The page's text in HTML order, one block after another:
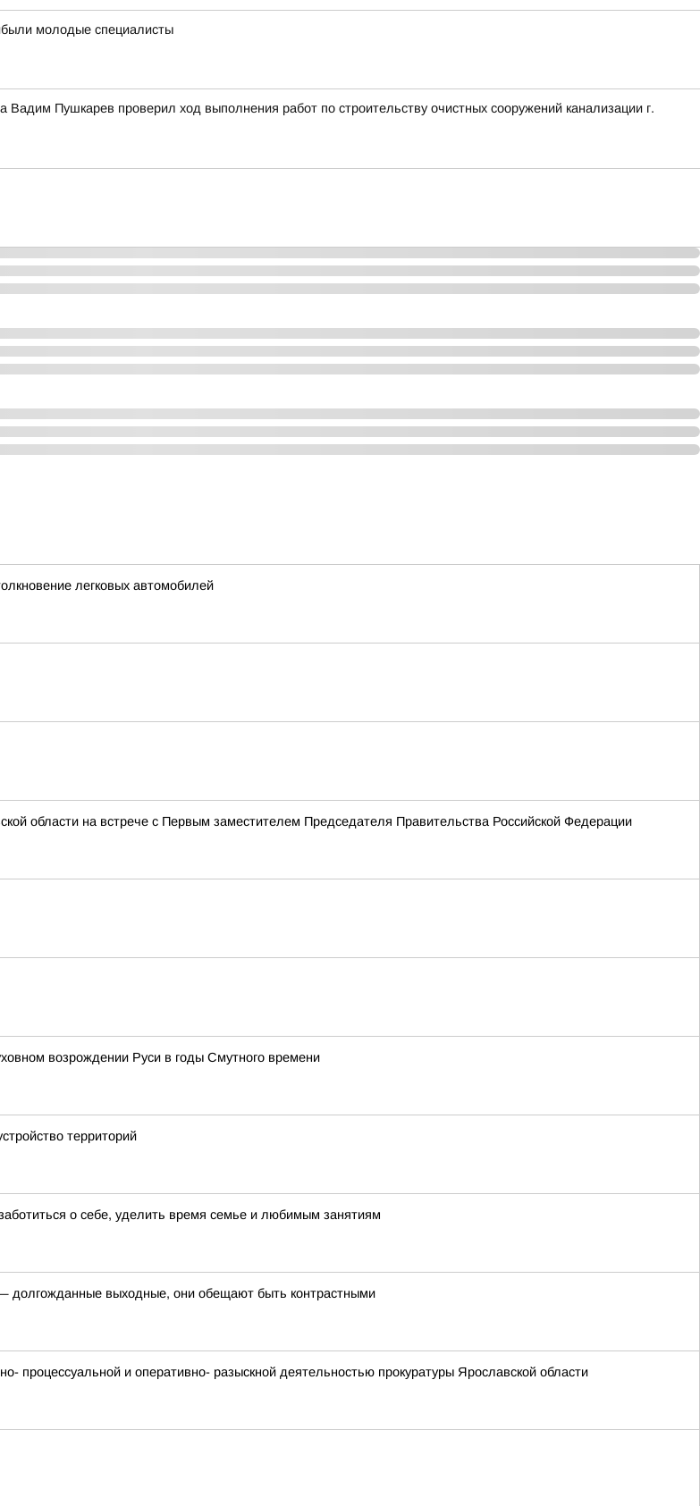
молодые специалисты
Пушкарев проверил ход выполнения работ по строительству очистных сооружений канализации г.
легковых автомобилей
области на встрече с Первым заместителем Председателя Правительства Российской Федерации
возрождении Руси в годы Смутного времени
территорий
о себе, уделить время семье и любимым занятиям
долгожданные выходные, они обещают быть контрастными
процессуальной и оперативно- разыскной деятельностью прокуратуры Ярославской области